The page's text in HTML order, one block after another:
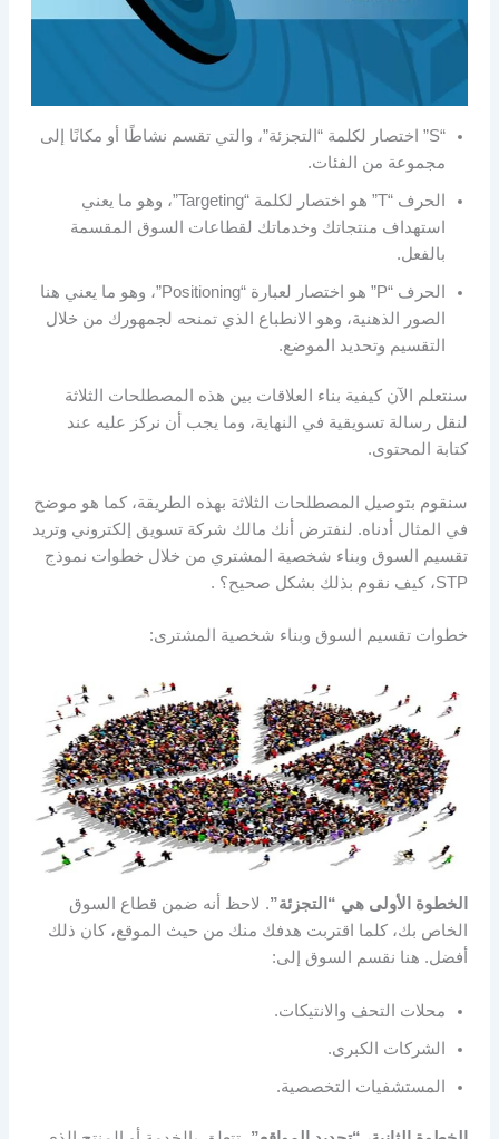
“S” اختصار لكلمة “التجزئة”، والتي تقسم نشاطًا أو مكانًا إلى
مجموعة من الفئات.
الحرف “T” هو اختصار لكلمة “Targeting”، وهو ما يعني
استهداف منتجاتك وخدماتك لقطاعات السوق المقسمة
بالفعل.
الحرف “P” هو اختصار لعبارة “Positioning”، وهو ما يعني هنا
الصور الذهنية، وهو الانطباع الذي تمنحه لجمهورك من خلال
التقسيم وتحديد الموضع.
سنتعلم الآن كيفية بناء العلاقات بين هذه المصطلحات الثلاثة
لنقل رسالة تسويقية في النهاية، وما يجب أن نركز عليه عند
كتابة المحتوى.
سنقوم بتوصيل المصطلحات الثلاثة بهذه الطريقة، كما هو موضح
في المثال أدناه. لنفترض أنك مالك شركة تسويق إلكتروني وتريد
تقسيم السوق وبناء شخصية المشتري من خلال خطوات نموذج
STP، كيف نقوم بذلك بشكل صحيح؟ .
خطوات تقسيم السوق وبناء شخصية المشترى:
الخطوة الأولى هي “التجزئة”. لاحظ أنه ضمن قطاع السوق
الخاص بك، كلما اقتربت هدفك منك من حيث الموقع، كان ذلك
أفضل. هنا نقسم السوق إلى:
محلات التحف والانتيكات.
الشركات الكبرى.
المستشفيات التخصصية.